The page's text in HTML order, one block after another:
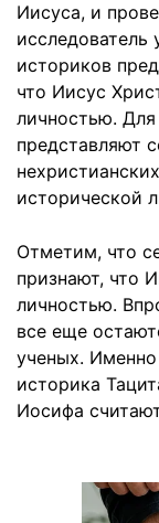
Иисуса, и
исследователь
историков
что Иисус
личностью. Для
представляют
исторической
Отметим, что
признают, что
личностью.
все еще
ученых.
историка
Иосифа